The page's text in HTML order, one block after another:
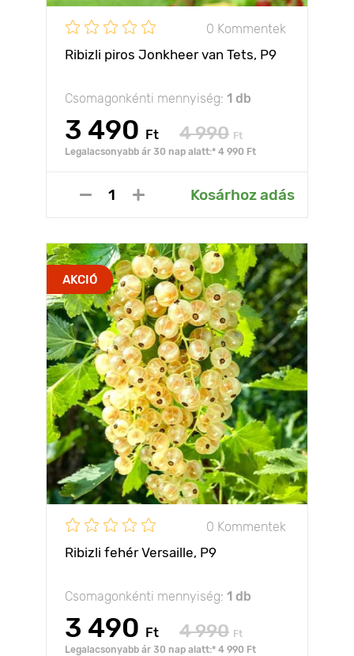
0 Kommentek
Ribizli piros Jonkheer van Tets, Р9
Csomagonkénti mennyiség: 1 db
3 490 Ft 4 990 Ft
Legalacsonyabb ár 30 nap alatt:* 4 990 Ft
Kosárhoz adás
AKCIÓ
0 Kommentek
Ribizli fehér Versaille, Р9
Csomagonkénti mennyiség: 1 db
3 490 Ft 4 990 Ft
Legalacsonyabb ár 30 nap alatt:* 4 990 Ft